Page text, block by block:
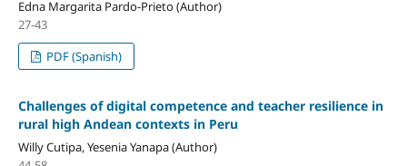
Edna Margarita Pardo-Prieto (Author)
27-43
PDF (Spanish)
Challenges of digital competence and teacher resilience in
rural high Andean contexts in Peru
Willy Cutipa, Yesenia Yanapa (Author)